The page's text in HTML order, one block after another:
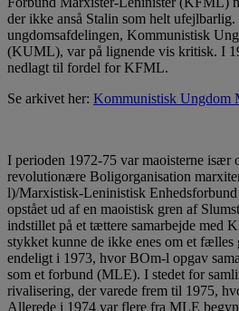
der ikke anså Stalin som helt ufejlbarlig.
ungdomsafdelingen, Kommunistisk
(KUML), var på lignende vis kritisk. I
nedlagt til fordel for KFML.
Se arkivet her: Kommunistisk Ungdom
I perioden 1972-75 var maoisterne især
revolutionære Boligorganisation
l)/Marxistisk-Leninistisk
opstået ud af en maoistisk gren af
indstillet på et tættere samarbejde med
stykket kunne de ikke enes om et
endeligt i 1973, hvor BOm-l opgav
som et forbund (MLE). I stedet for
rivalisering, der varede frem til 1975,
Allerede i 1974 var flere fra MLE